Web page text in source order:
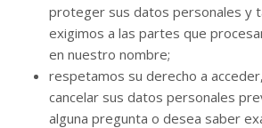
proteger sus datos personales y
exigimos a las partes que
en nuestro nombre;
respetamos su derecho a
cancelar sus datos personales
alguna pregunta o desea saber